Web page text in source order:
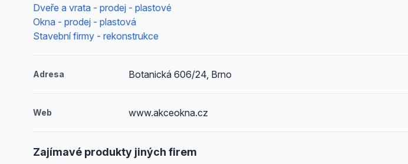
Dveře a vrata - prodej - plastové
Okna - prodej - plastová
Stavební firmy - rekonstrukce
Adresa Botanická 606/24, Brno
Web www.akceokna.cz
Zajímavé produkty jiných firem